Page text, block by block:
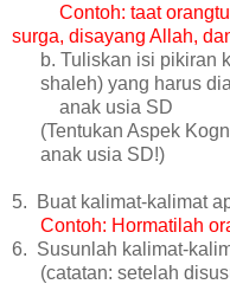
Contoh: taat
surga, disayang Allah,
b. Tuliskan isi pikiran
shaleh) yang harus
anak usia SD
(Tentukan Aspek
anak usia SD!)
5.
Buat kalimat-kalimat
Contoh: Hormatilah
6. Susunlah kalimat-
(catatan: setelah